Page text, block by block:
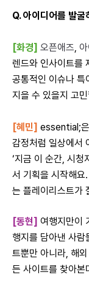
Q. 아이디어를 발
[화경] 오픈애즈,
렌드와 인사이트를
공통적인 이슈나 특
지을 수 있을지 고
[혜민] essential;
감정처럼 일상에서
‘지금 이 순간, 시청
서 기획을 시작해요
는 플레이리스트가
[동현] 여행지만이
행지를 담아낸 사람
트뿐만 아니라, 해
든 사이트를 찾아본